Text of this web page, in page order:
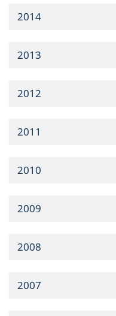
2014
2013
2012
2011
2010
2009
2008
2007